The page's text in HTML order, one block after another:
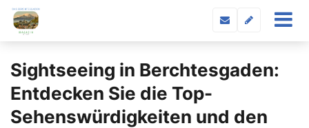
Sightseeing in Berchtesgaden:
Entdecken Sie die Top-
Sehenswürdigkeiten und den